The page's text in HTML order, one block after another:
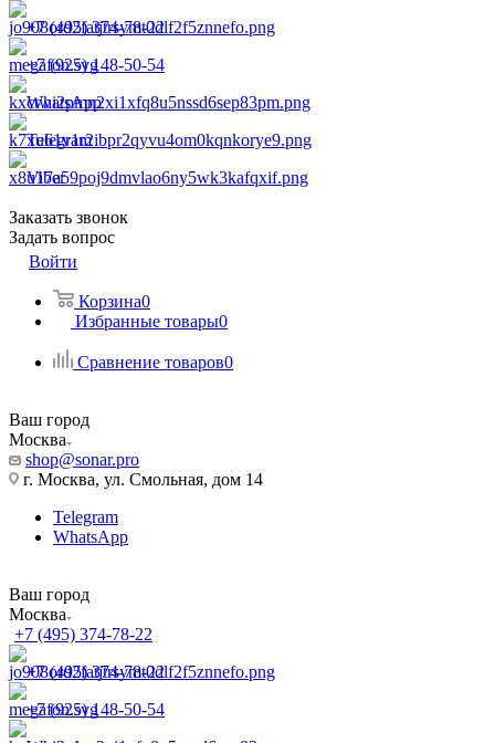
+7 (495) 374-78-22
+7 (925) 148-50-54
WhatsApp
Telegram
Viber
Заказать звонок
Задать вопрос
Войти
Корзина0
Избранные товары0
Сравнение товаров0
Ваш город
Москва
shop@sonar.pro
г. Москва, ул. Смольная, дом 14
Telegram
WhatsApp
Ваш город
Москва
+7 (495) 374-78-22
+7 (495) 374-78-22
+7 (925) 148-50-54